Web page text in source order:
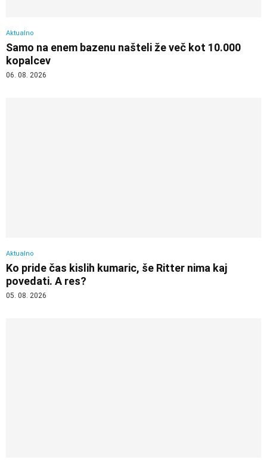
Aktualno
Samo na enem bazenu našteli že več kot 10.000
kopalcev
06. 08. 2026
Aktualno
Ko pride čas kislih kumaric, še Ritter nima kaj
povedati. A res?
05. 08. 2026